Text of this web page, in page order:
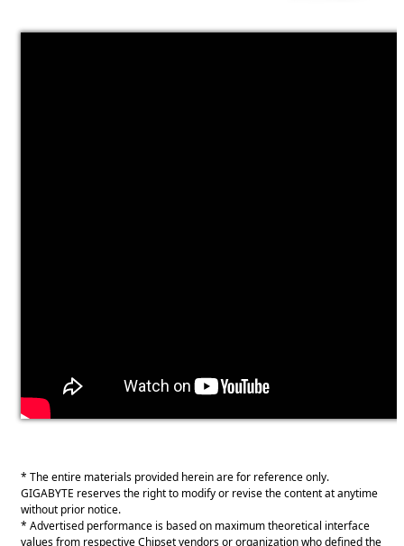
* The entire materials provided herein are for reference only.
GIGABYTE reserves the right to modify or revise the content at anytime
without prior notice.
* Advertised performance is based on maximum theoretical interface
values from respective Chipset vendors or organization who defined the